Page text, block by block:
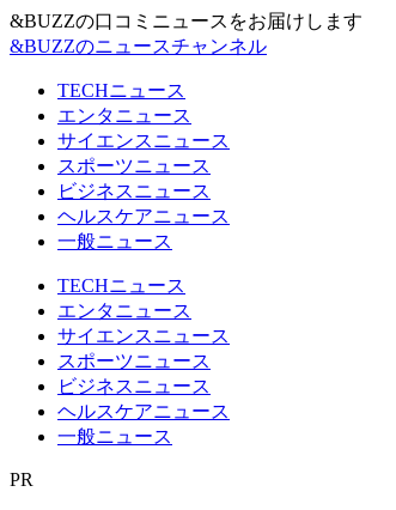
&BUZZの口コミニュースをお届けします
&BUZZのニュースチャンネル
TECHニュース
エンタニュース
サイエンスニュース
スポーツニュース
ビジネスニュース
ヘルスケアニュース
一般ニュース
TECHニュース
エンタニュース
サイエンスニュース
スポーツニュース
ビジネスニュース
ヘルスケアニュース
一般ニュース
PR